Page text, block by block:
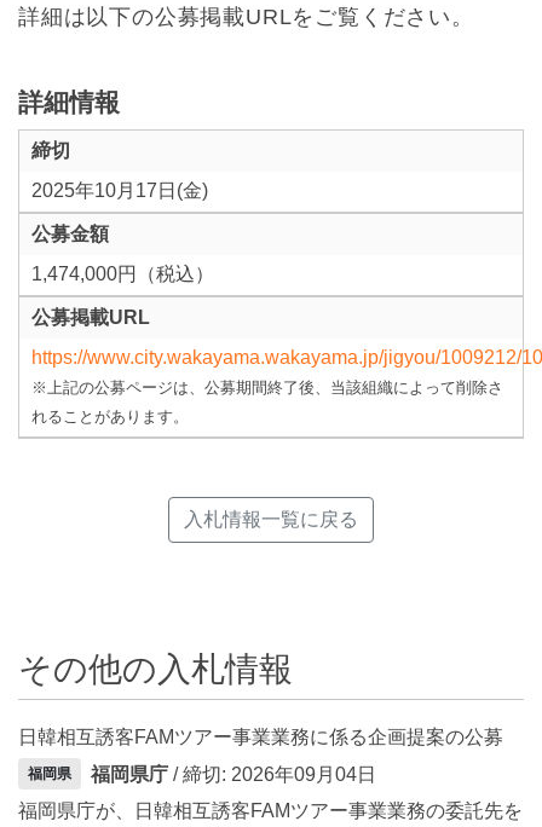
詳細は以下の公募掲載URLをご覧ください。
詳細情報
締切
2025年10月17日(金)
公募金額
1,474,000円（税込）
公募掲載URL
https://www.city.wakayama.wakayama.jp/jigyou/1009212/
※上記の公募ページは、公募期間終了後、当該組織によって削除さ
れることがあります。
入札情報一覧に戻る
その他の入札情報
日韓相互誘客FAMツアー事業業務に係る企画提案の公募
福岡県 福岡県庁 / 締切: 2026年09月04日
福岡県庁が、日韓相互誘客FAMツアー事業業務の委託先を